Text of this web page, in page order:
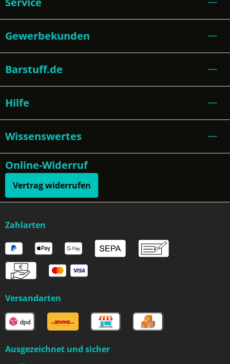
Gewerbekunden
Barstuff.de
Hilfe
Wissenswertes
Online-Widerruf
Vertrag widerrufen
Zahlarten
Versandarten
Ausgezeichnet und sicher